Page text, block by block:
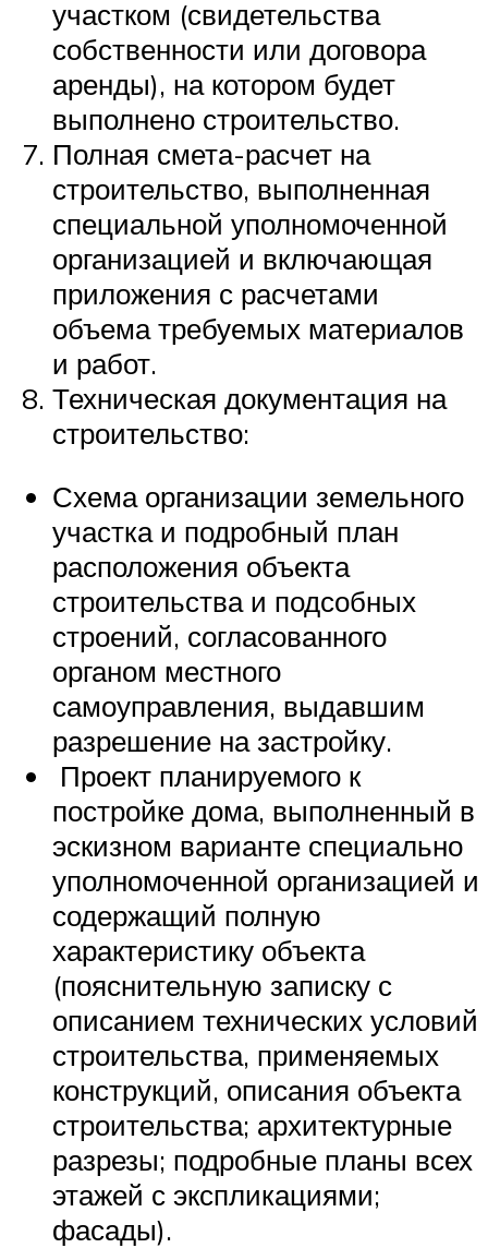
участком (свидетельства
собственности или договора
аренды), на котором будет
выполнено строительство.
Полная смета-расчет на
строительство, выполненная
специальной уполномоченной
организацией и включающая
приложения с расчетами
объема требуемых материалов
и работ.
Техническая документация на
строительство:
Схема организации земельного
участка и подробный план
расположения объекта
строительства и подсобных
строений, согласованного
органом местного
самоуправления, выдавшим
разрешение на застройку.
Проект планируемого к
постройке дома, выполненный в
эскизном варианте специально
уполномоченной организацией и
содержащий полную
характеристику объекта
(пояснительную записку с
описанием технических условий
строительства, применяемых
конструкций, описания объекта
строительства; архитектурные
разрезы; подробные планы всех
этажей с экспликациями;
фасады).